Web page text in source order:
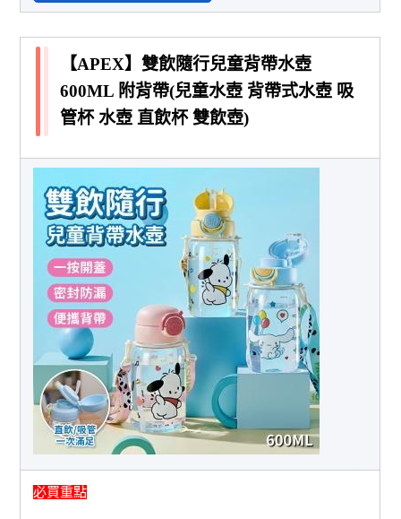
【APEX】雙飲隨行兒童背帶水壺
600ML 附背帶(兒童水壺 背帶式水壺 吸
管杯 水壺 直飲杯 雙飲壺)
必買重點